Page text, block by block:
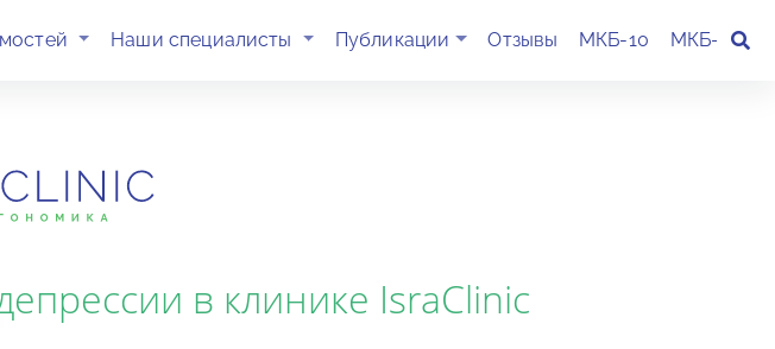
(current)Наши специалисты (current)Публикации Отзывы МКБ-10 МКБ-11
в клинике IsraClinic